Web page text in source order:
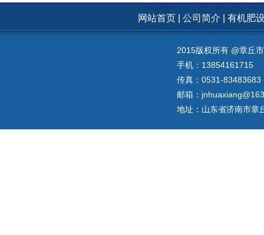
网站首页 公司简介 有机肥
2015版权所有 @章丘
手机：13854161715
传真：0531-83483683
邮箱：
地址：山东省济南市章